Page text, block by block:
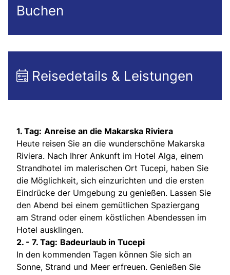
Buchen
Reisedetails & Leistungen
1. Tag: Anreise an die Makarska Riviera
Heute reisen Sie an die wunderschöne Makarska
Riviera. Nach Ihrer Ankunft im Hotel Alga, einem
Strandhotel im malerischen Ort Tucepi, haben Sie
die Möglichkeit, sich einzurichten und die ersten
Eindrücke der Umgebung zu genießen. Lassen Sie
den Abend bei einem gemütlichen Spaziergang
am Strand oder einem köstlichen Abendessen im
Hotel ausklingen.
2. - 7. Tag: Badeurlaub in Tucepi
In den kommenden Tagen können Sie sich an
Sonne, Strand und Meer erfreuen. Genießen Sie